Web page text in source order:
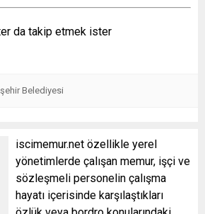
da takip etmek ister
Belediyesi
iscimemur.net özellikle yerel
yönetimlerde çalışan memur, işçi ve
sözleşmeli personelin çalışma
hayatı içerisinde karşılaştıkları